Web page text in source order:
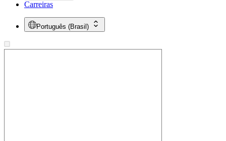
Carreiras
Português (Brasil)